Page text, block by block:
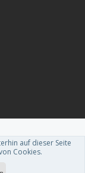
xenDach
.
auf dieser Seite
Cookies.